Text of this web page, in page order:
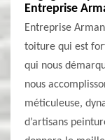
Entreprise
Entreprise
toiture qui est
qui nous
nous
méticuleuse,
d’artisans